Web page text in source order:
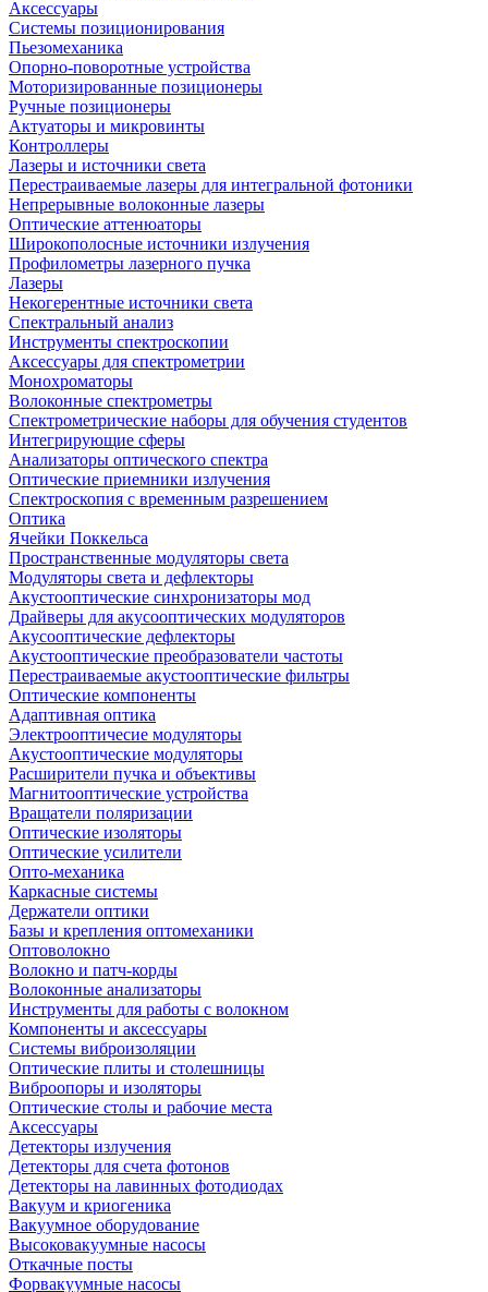
Аксессуары
Системы позиционирования
Пьезомеханика
Опорно-поворотные устройства
Моторизированные позиционеры
Ручные позиционеры
Актуаторы и микровинты
Контроллеры
Лазеры и источники света
Перестраиваемые лазеры для интегральной фотоники
Непрерывные волоконные лазеры
Оптические аттенюаторы
Широкополосные источники излучения
Профилометры лазерного пучка
Лазеры
Некогерентные источники света
Спектральный анализ
Инструменты спектроскопии
Аксессуары для спектрометрии
Монохроматоры
Волоконные спектрометры
Спектрометрические наборы для обучения студентов
Интегрирующие сферы
Анализаторы оптического спектра
Оптические приемники излучения
Спектроскопия с временным разрешением
Оптика
Ячейки Поккельса
Пространственные модуляторы света
Модуляторы света и дефлекторы
Акустооптические синхронизаторы мод
Драйверы для акусооптических модуляторов
Акусооптические дефлекторы
Акустооптические преобразователи частоты
Перестраиваемые акустооптические фильтры
Оптические компоненты
Адаптивная оптика
Электрооптичесие модуляторы
Акустооптические модуляторы
Расширители пучка и объективы
Магнитооптические устройства
Вращатели поляризации
Оптические изоляторы
Оптические усилители
Опто-механика
Каркасные системы
Держатели оптики
Базы и крепления оптомеханики
Оптоволокно
Волокно и патч-корды
Волоконные анализаторы
Инструменты для работы с волокном
Компоненты и аксессуары
Системы виброизоляции
Оптические плиты и столешницы
Виброопоры и изоляторы
Оптические столы и рабочие места
Аксессуары
Детекторы излучения
Детекторы для счета фотонов
Детекторы на лавинных фотодиодах
Вакуум и криогеника
Вакуумное оборудование
Высоковакуумные насосы
Откачные посты
Форвакуумные насосы